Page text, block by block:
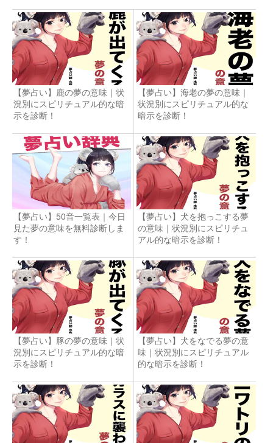
【夢占い】鹿の夢の意味｜状
況別にスピリチュアル的な暗
示を診断！
【夢占い】海老の夢の意味｜
状況別にスピリチュアル的な
暗示を診断！
【夢占い】50音一覧表｜今日
見た夢の意味を無料診断しま
す！
【夢占い】犬を抱っこする夢
の意味｜状況別にスピリチュ
アル的な暗示を診断！
【夢占い】豚の夢の意味｜状
況別にスピリチュアル的な暗
示を診断！
【夢占い】犬をなでる夢の意
味｜状況別にスピリチュアル
的な暗示を診断！